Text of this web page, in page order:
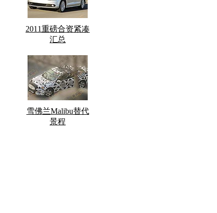
2011重磅合资紧凑
汇总
雪佛兰Malibu替代
景程